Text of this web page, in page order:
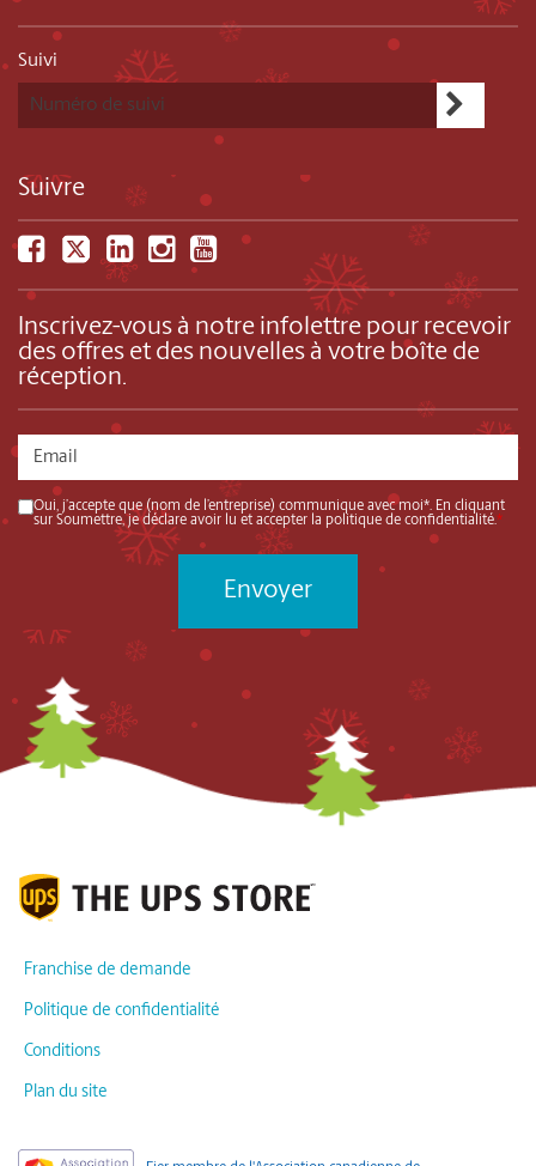
Suivi
Suivre
Inscrivez-vous à notre infolettre pour recevoir
des offres et des nouvelles à votre boîte de
réception.
Oui, j’accepte que (nom de l’entreprise) communique avec moi*. En cliquant
sur Soumettre, je déclare avoir lu et accepter la politique de confidentialité.*
Franchise de demande
Politique de confidentialité
Conditions
Plan du site